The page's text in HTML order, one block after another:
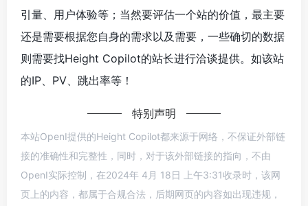
引量、用户体验等；当然要评估一个站的价值，最主要
还是需要根据您自身的需求以及需要，一些确切的数据
则需要找Height Copilot的站长进行洽谈提供。如该站
的IP、PV、跳出率等！
特别声明
本站OpenI提供的Height Copilot都来源于网络，不保证外部链
接的准确性和完整性，同时，对于该外部链接的指向，不由
OpenI实际控制，在2024年 4月 18日 上午3:31收录时，该网
页上的内容，都属于合规合法，后期网页的内容如出现违规，